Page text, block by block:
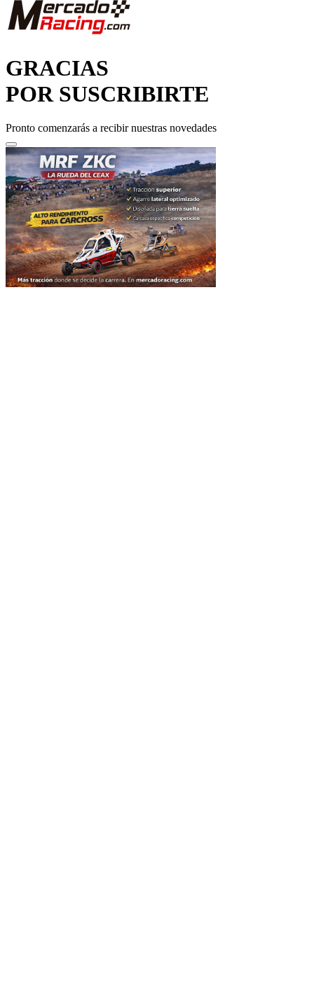
POR SUSCRIBIRTE